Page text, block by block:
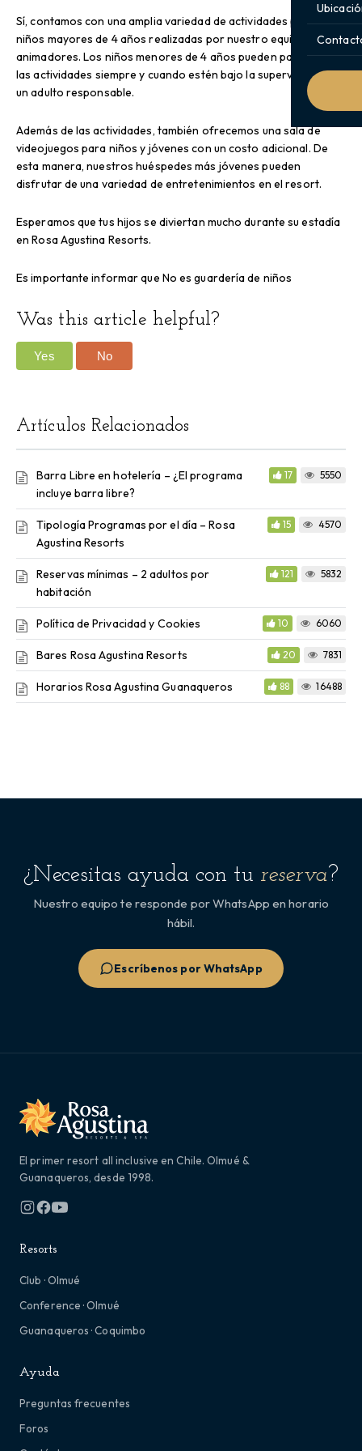
Sí, contamos con una amplia variedad de actividades para
niños mayores de 4 años realizadas por nuestro equipo de
animadores. Los niños menores de 4 años pueden participar en
las actividades siempre y cuando estén bajo la supervisión de
un adulto responsable.
Además de las actividades, también ofrecemos una sala de
videojuegos para niños y jóvenes con un costo adicional. De
esta manera, nuestros huéspedes más jóvenes pueden
disfrutar de una variedad de entretenimientos en el resort.
Esperamos que tus hijos se diviertan mucho durante su estadía
en Rosa Agustina Resorts.
Es importante informar que No es guardería de niños
Was this article helpful?
Yes No
Artículos Relacionados
Barra Libre en hotelería – ¿El programa
incluye barra libre?
17 5550
Tipología Programas por el día – Rosa
Agustina Resorts
15 4570
Reservas mínimas – 2 adultos por
habitación
121 5832
Política de Privacidad y Cookies 10 6060
Bares Rosa Agustina Resorts 20 7831
Horarios Rosa Agustina Guanaqueros 88 16488
¿Necesitas ayuda con tu reserva?
Nuestro equipo te responde por WhatsApp en horario
hábil.
Escríbenos por WhatsApp
El primer resort all inclusive en Chile. Olmué &
Guanaqueros, desde 1998.
Resorts
Club · Olmué
Conference · Olmué
Guanaqueros · Coquimbo
Ayuda
Preguntas frecuentes
Foros